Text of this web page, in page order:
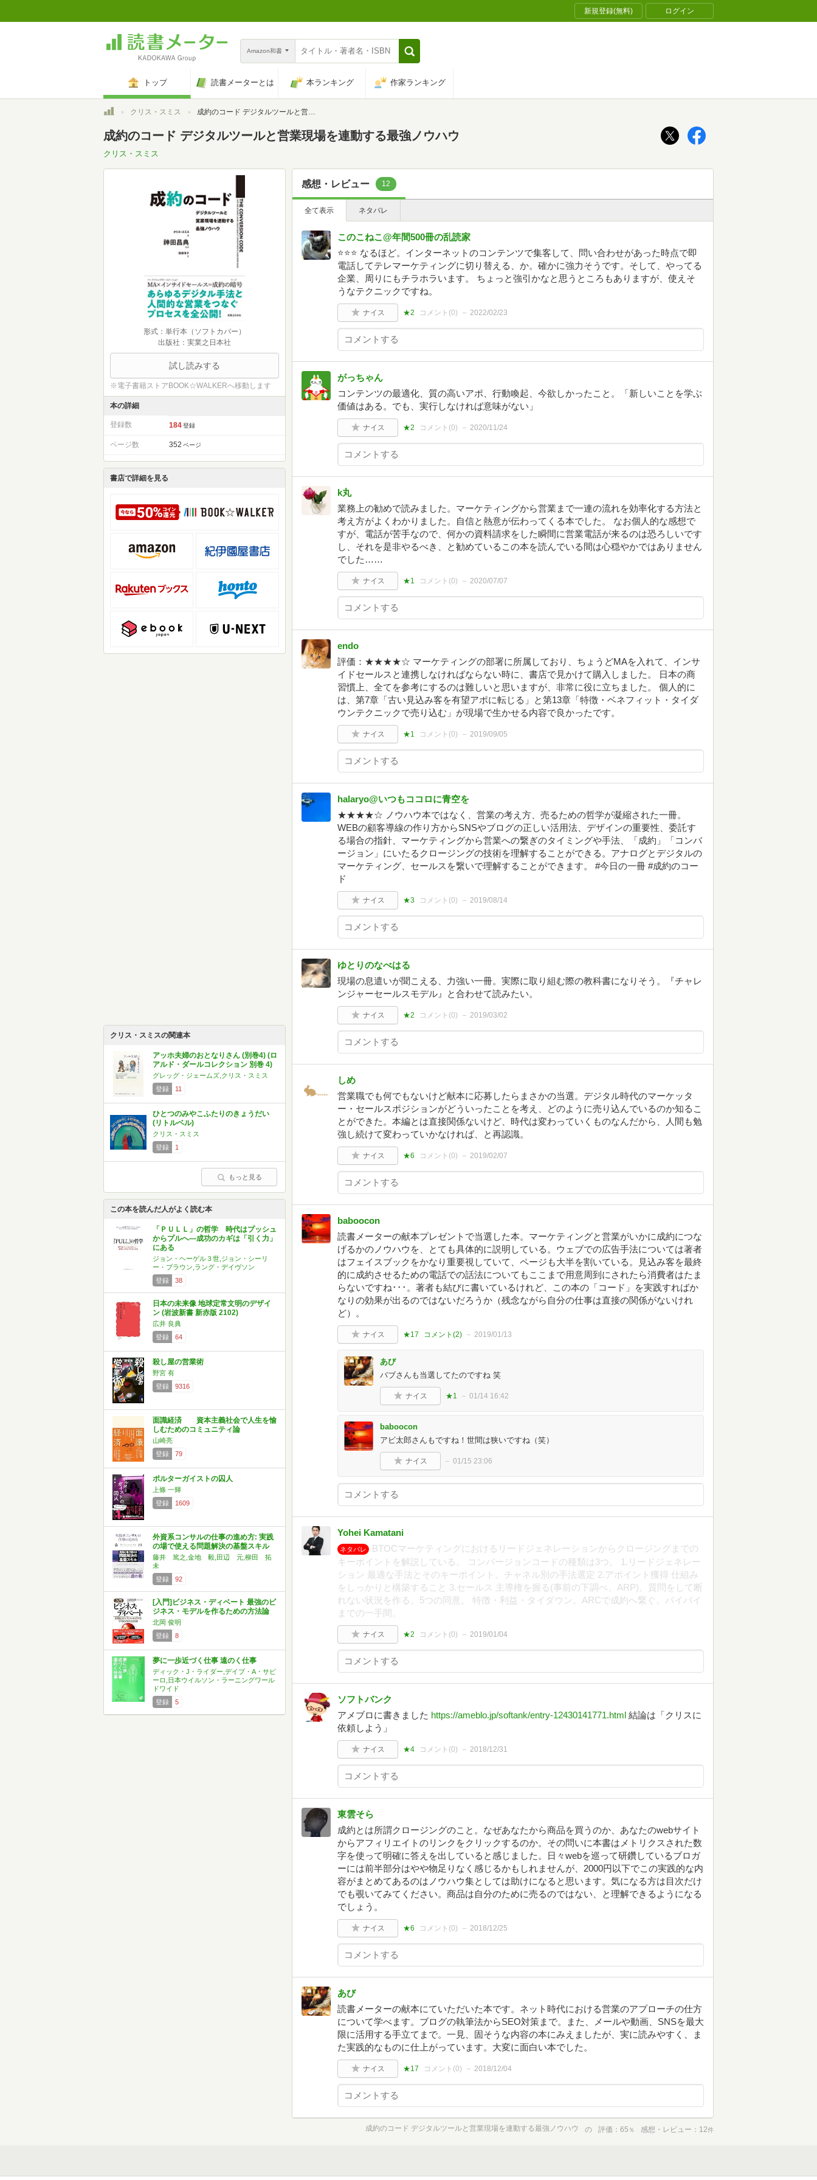
新規登録(無料) ログイン
Amazon和書
トップ 読書メーターとは 本ランキング 作家ランキング
トップクリス・スミス 成約のコード デジタルツールと営業現場を連動する最強ノウハウ
成約のコード デジタルツールと営業現場を連動する最強ノウハウ
クリス・スミス
形式：単行本（ソフトカバー）
出版社：実業之日本社
試し読みする
※電子書籍ストアBOOK☆WALKERへ移動します
本の詳細
登録数 184 登録
ページ数 352 ページ
書店で詳細を見る
クリス・スミスの関連本
アッホ夫婦のおとなりさん (別巻4) (ロ
アルド・ダールコレクション 別巻 4)
グレッグ・ジェームズ,クリス・スミス
登録
11
ひとつのみやこふたりのきょうだい
(リトルベル)
クリス・スミス
登録
1
もっと見る
この本を読んだ人がよく読む本
「ＰＵＬＬ」の哲学 時代はプッシュ
からプルへ―成功のカギは「引く力」
にある
ジョン・ヘーゲル３世,ジョン・シーリ
ー・ブラウン,ラング・デイヴソン
登録
38
日本の未来像 地球定常文明のデザイ
ン (岩波新書 新赤版 2102)
広井 良典
登録
64
殺し屋の営業術
野宮 有
登録
9316
面識経済 資本主義社会で人生を愉
しむためのコミュニティ論
山崎亮
登録
79
ポルターガイストの囚人
上條 一輝
登録
1609
外資系コンサルの仕事の進め方: 実践
の場で使える問題解決の基盤スキル
藤井 篤之,金地 毅,田辺 元,柳田 拓
未
登録
92
[入門]ビジネス・ディベート 最強のビ
ジネス・モデルを作るための方法論
北岡 俊明
登録
8
夢に一歩近づく仕事 遠のく仕事
ディック・J・ライダー,デイブ・A・サピ
ーロ,日本ウイルソン・ラーニングワール
ドワイド
登録
5
感想・レビュー 12
全て表示 ネタバレ
このこねこ@年間500冊の乱読家
⭐⭐⭐ なるほど。インターネットのコンテンツで集客して、問い合わせがあった時点で即
電話してテレマーケティングに切り替える、か。確かに強力そうです。そして、やってる
企業、周りにもチラホラいます。 ちょっと強引かなと思うところもありますが、使えそ
うなテクニックですね。
ナイス ★2 コメント(0) 2022/02/23
がっちゃん
コンテンツの最適化、質の高いアポ、行動喚起、今欲しかったこと。「新しいことを学ぶ
価値はある。でも、実行しなければ意味がない」
ナイス ★2 コメント(0) 2020/11/24
k丸
業務上の勧めで読みました。マーケティングから営業まで一連の流れを効率化する方法と
考え方がよくわかりました。自信と熱意が伝わってくる本でした。 なお個人的な感想で
すが、電話が苦手なので、何かの資料請求をした瞬間に営業電話が来るのは恐ろしいです
し、それを是非やるべき、と勧めているこの本を読んでいる間は心穏やかではありません
でした……
ナイス ★1 コメント(0) 2020/07/07
endo
評価：★★★★☆ マーケティングの部署に所属しており、ちょうどMAを入れて、インサ
イドセールスと連携しなければならない時に、書店で見かけて購入しました。 日本の商
習慣上、全てを参考にするのは難しいと思いますが、非常に役に立ちました。 個人的に
は、第7章「古い見込み客を有望アポに転じる」と第13章「特徴・ベネフィット・タイダ
ウンテクニックで売り込む」が現場で生かせる内容で良かったです。
ナイス ★1 コメント(0) 2019/09/05
halaryo@いつもココロに青空を
★★★★☆ ノウハウ本ではなく、営業の考え方、売るための哲学が凝縮された一冊。
WEBの顧客導線の作り方からSNSやブログの正しい活用法、デザインの重要性、委託す
る場合の指針、マーケティングから営業への繋ぎのタイミングや手法、「成約」「コンバ
ージョン」にいたるクロージングの技術を理解することができる。アナログとデジタルの
マーケティング、セールスを繋いで理解することができます。 #今日の一冊 #成約のコー
ド
ナイス ★3 コメント(0) 2019/08/14
ゆとりのなべはる
現場の息遣いが聞こえる、力強い一冊。実際に取り組む際の教科書になりそう。『チャレ
ンジャーセールスモデル』と合わせて読みたい。
ナイス ★2 コメント(0) 2019/03/02
しめ
営業職でも何でもないけど献本に応募したらまさかの当選。デジタル時代のマーケッタ
ー・セールスポジションがどういったことを考え、どのように売り込んでいるのか知るこ
とができた。本編とは直接関係ないけど、時代は変わっていくものなんだから、人間も勉
強し続けて変わっていかなければ、と再認識。
ナイス ★6 コメント(0) 2019/02/07
baboocon
読書メーターの献本プレゼントで当選した本。マーケティングと営業がいかに成約につな
げるかのノウハウを、とても具体的に説明している。ウェブでの広告手法については著者
はフェイスブックをかなり重要視していて、ページも大半を割いている。見込み客を最終
的に成約させるための電話での話法についてもここまで用意周到にされたら消費者はたま
らないですね･･･。著者も結びに書いているけれど、この本の「コード」を実践すればか
なりの効果が出るのではないだろうか（残念ながら自分の仕事は直接の関係がないけれ
ど）。
ナイス ★17 コメント(2) 2019/01/13
あび
バブさんも当選してたのですね 笑
ナイス ★1 01/14 16:42
baboocon
アビ太郎さんもですね！世間は狭いですね（笑）
ナイス 01/15 23:06
Yohei Kamatani
ネタバレ
BTOCマーケティングにおけるリードジェネレーションからクロージングまでの
キーポイントを解説している。 コンバージョンコードの種類は3つ。 1.リードジェネレー
ション 最適な手法とそのキーポイント。チャネル別の手法選定 2.アポイント獲得 仕組み
をしっかりと構築すること 3.セールス 主導権を握る(事前の下調べ、ARP)。質問をして断
れない状況を作る。5つの同意。 特徴・利益・タイダウン。ARCで成約へ繋ぐ。バイバイ
までの一手間。
ナイス ★2 コメント(0) 2019/01/04
ソフトバンク
アメブロに書きました https://ameblo.jp/softank/entry-12430141771.html 結論は「クリスに
依頼しよう」
ナイス ★4 コメント(0) 2018/12/31
東雲そら
成約とは所謂クロージングのこと。なぜあなたから商品を買うのか、あなたのwebサイト
からアフィリエイトのリンクをクリックするのか。その問いに本書はメトリクスされた数
字を使って明確に答えを出していると感じました。日々webを巡って研鑽しているブロガ
ーには前半部分はやや物足りなく感じるかもしれませんが、2000円以下でこの実践的な内
容がまとめてあるのはノウハウ集としては助けになると思います。気になる方は目次だけ
でも覗いてみてください。商品は自分のために売るのではない、と理解できるようになる
でしょう。
ナイス ★6 コメント(0) 2018/12/25
あび
読書メーターの献本にていただいた本です。ネット時代における営業のアプローチの仕方
について学べます。ブログの執筆法からSEO対策まで。また、メールや動画、SNSを最大
限に活用する手立てまで。一見、固そうな内容の本にみえましたが、実に読みやすく、ま
た実践的なものに仕上がっています。大変に面白い本でした。
ナイス ★17 コメント(0) 2018/12/04
成約のコード デジタルツールと営業現場を連動する最強ノウハウ の 評価 65 ％ 感想・レビュー 12件